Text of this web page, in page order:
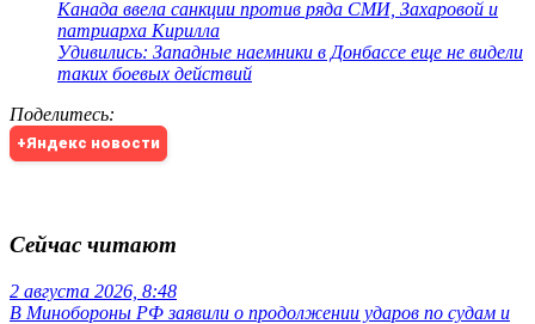
Канада ввела санкции против ряда СМИ, Захаровой и
патриарха Кирилла
Удивились: Западные наемники в Донбассе еще не видели
таких боевых действий
Поделитесь:
+Яндекс новости
Сейчас читают
2 августа 2026, 8:48
В Минобороны РФ заявили о продолжении ударов по судам и